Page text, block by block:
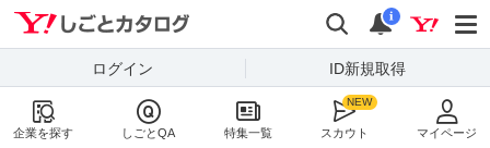
検索
通知
i
ログイン ID新規取得
企業を探す しごとQA 特集一覧 スカウト マイページ